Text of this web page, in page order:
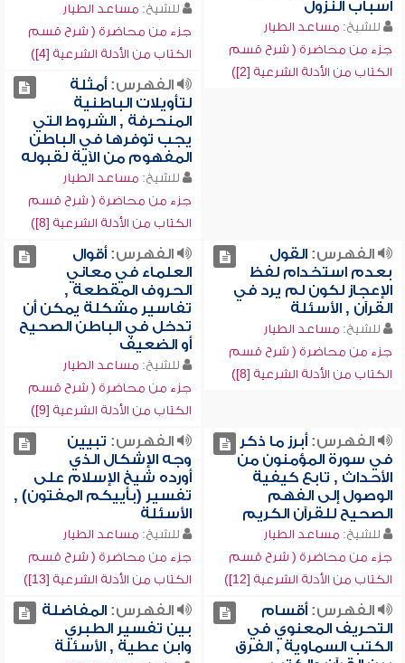
أسباب النزول
للشيخ: مساعد الطيار
جزء من محاضرة ( شرح قسم
الكتاب من الأدلة الشرعية [2])
للشيخ: مساعد الطيار
جزء من محاضرة ( شرح قسم
الكتاب من الأدلة الشرعية [4])
الفهرس:أمثلة
لتأويلات الباطنية
المنحرفة , الشروط التي
يجب توفرها في الباطن
المفهوم من الآية لقبوله
للشيخ: مساعد الطيار
جزء من محاضرة ( شرح قسم
الكتاب من الأدلة الشرعية [8])
الفهرس:القول
بعدم استخدام لفظ
الإعجاز لكون لم يرد في
القرآن , الأسئلة
للشيخ: مساعد الطيار
جزء من محاضرة ( شرح قسم
الكتاب من الأدلة الشرعية [8])
الفهرس:أقوال
العلماء في معاني
الحروف المقطعة ,
تفاسير مشكلة يمكن أن
تدخل في الباطن الصحيح
أو الضعيف
للشيخ: مساعد الطيار
جزء من محاضرة ( شرح قسم
الكتاب من الأدلة الشرعية [9])
الفهرس:أبرز ما ذكر
في سورة المؤمنون من
الأحداث , تابع كيفية
الوصول إلى الفهم
الصحيح للقرآن الكريم
للشيخ: مساعد الطيار
جزء من محاضرة ( شرح قسم
الكتاب من الأدلة الشرعية [12])
الفهرس: تبيين
وجه الإشكال الذي
أورده شيخ الإسلام على
تفسير (بأييكم المفتون) ,
الأسئلة
للشيخ: مساعد الطيار
جزء من محاضرة ( شرح قسم
الكتاب من الأدلة الشرعية [13])
الفهرس:أقسام
التحريف المعنوي في
الكتب السماوية , الفرق
الفهرس:المفاضلة
بين تفسير الطبري
وابن عطية , الأسئلة